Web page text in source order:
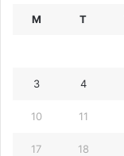
M T
3 4
10 11
17 18